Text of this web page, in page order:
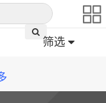
筛选